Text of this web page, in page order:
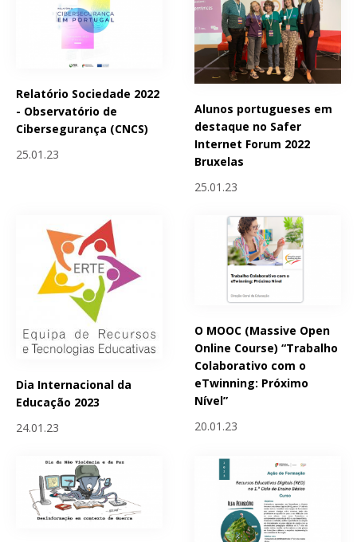
Relatório Sociedade 2022
- Observatório de
Cibersegurança (CNCS)
25.01.23
Alunos portugueses em
destaque no Safer
Internet Forum 2022
Bruxelas
25.01.23
Dia Internacional da
Educação 2023
24.01.23
O MOOC (Massive Open
Online Course) “Trabalho
Colaborativo com o
eTwinning: Próximo
Nível”
20.01.23